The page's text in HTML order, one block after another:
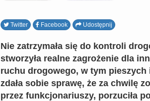
Twitter Facebook Udostępnij
Nie zatrzymała się do kontroli
stworzyła realne zagrożenie dla
ruchu drogowego, w tym pieszych
zdała sobie sprawę, że za chwilę
przez funkcjonariuszy, porzuciła